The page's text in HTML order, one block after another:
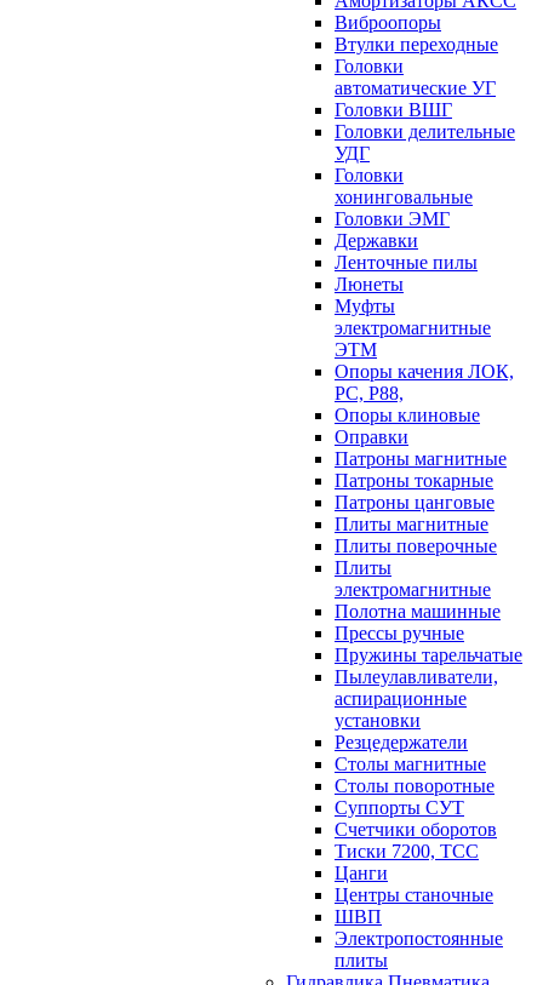
Виброопоры
Втулки переходные
Головки
автоматические УГ
Головки ВШГ
Головки делительные
УДГ
Головки
хонинговальные
Головки ЭМГ
Державки
Ленточные пилы
Люнеты
Муфты
электромагнитные
ЭТМ
Опоры качения ЛОК,
РС, Р88,
Опоры клиновые
Оправки
Патроны магнитные
Патроны токарные
Патроны цанговые
Плиты магнитные
Плиты поверочные
Плиты
электромагнитные
Полотна машинные
Прессы ручные
Пружины тарельчатые
Пылеулавливатели,
аспирационные
установки
Резцедержатели
Столы магнитные
Столы поворотные
Суппорты СУТ
Счетчики оборотов
Тиски 7200, ТСС
Цанги
Центры станочные
ШВП
Электропостоянные
плиты